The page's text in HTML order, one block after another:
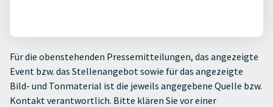
Für die obenstehenden Pressemitteilungen, das angezeigte
Event bzw. das Stellenangebot sowie für das angezeigte
Bild- und Tonmaterial ist die jeweils angegebene Quelle bzw.
Kontakt verantwortlich. Bitte klären Sie vor einer